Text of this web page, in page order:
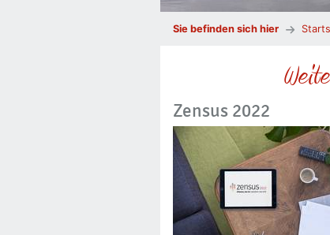
Sie befinden sich hier
Zensus 2022